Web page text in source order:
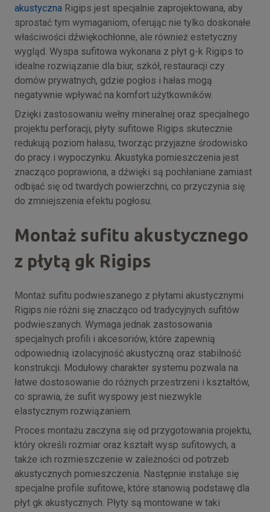
akustyczna Rigips jest specjalnie zaprojektowana, aby
sprostać tym wymaganiom, oferując nie tylko doskonałe
właściwości dźwiękochłonne, ale również estetyczny
wygląd. Wyspa sufitowa wykonana z płyt g-k Rigips to
idealne rozwiązanie dla biur, szkół, restauracji czy
domów prywatnych, gdzie pogłos i hałas mogą
negatywnie wpływać na komfort użytkowników.
Dzięki zastosowaniu wełny mineralnej oraz specjalnego
projektu perforacji, płyty sufitowe Rigips skutecznie
redukują poziom hałasu, tworząc przyjazne środowisko
do pracy i wypoczynku. Akustyka pomieszczenia jest
znacząco poprawiona, a dźwięki są pochłaniane zamiast
odbijać się od twardych powierzchni, co przyczynia się
do zmniejszenia efektu pogłosu.
Montaż sufitu akustycznego
z płytą gk Rigips
Montaż sufitu podwieszanego z płytami akustycznymi
Rigips nie różni się znacząco od tradycyjnych sufitów
podwieszanych. Wymaga jednak zastosowania
specjalnych profili i akcesoriów, które zapewnią
odpowiednią izolacyjność akustyczną oraz stabilność
konstrukcji. Modułowy charakter systemu pozwala na
łatwe dostosowanie do różnych przestrzeni i kształtów,
co sprawia, że sufit wyspowy jest niezwykle
elastycznym rozwiązaniem.
Proces montażu zaczyna się od przygotowania projektu,
który określi rozmiar oraz kształt wysp sufitowych, a
także ich rozmieszczenie w zależności od potrzeb
akustycznych pomieszczenia. Następnie instaluje się
specjalne profile sufitowe, które stanowią podstawę dla
płyt gk akustycznych. Płyty są montowane w taki